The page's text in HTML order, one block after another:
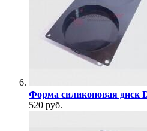
Форма силиконовая диск
520 руб.